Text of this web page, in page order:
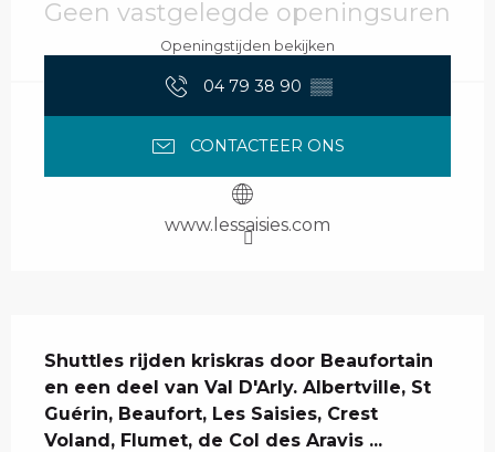
Geen vastgelegde openingsuren
Openingstijden bekijken
04 79 38 90 ▒▒
CONTACTEER ONS
www.lessaisies.com
Shuttles rijden kriskras door Beaufortain
en een deel van Val D'Arly. Albertville, St
Guérin, Beaufort, Les Saisies, Crest
Voland, Flumet, de Col des Aravis ...